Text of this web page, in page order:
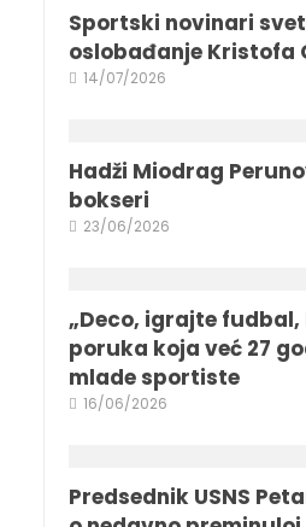
Sportski novinari
oslobađanje Kristofa
14/07/2026
Hadži Miodrag
bokseri
23/06/2026
„Deco, igrajte fudbal,
poruka koja već 27
mlade sportiste
16/06/2026
Predsednik USNS